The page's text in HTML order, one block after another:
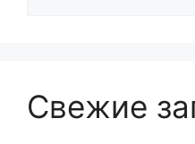
Свежие